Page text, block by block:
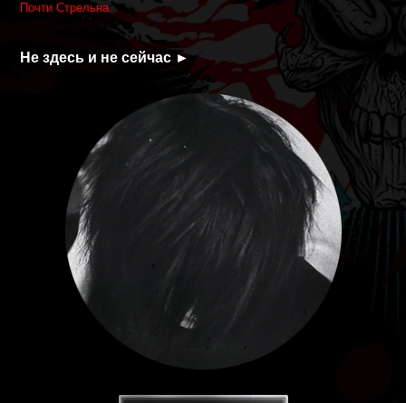
Почти Стрельна
Не здесь и не сейчас ►